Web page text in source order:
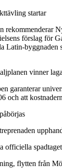
startar
rekommenderar
förslag för
Latin-byggnaden
vinner
garanterar
och att
officiella spadtaget
flytten från